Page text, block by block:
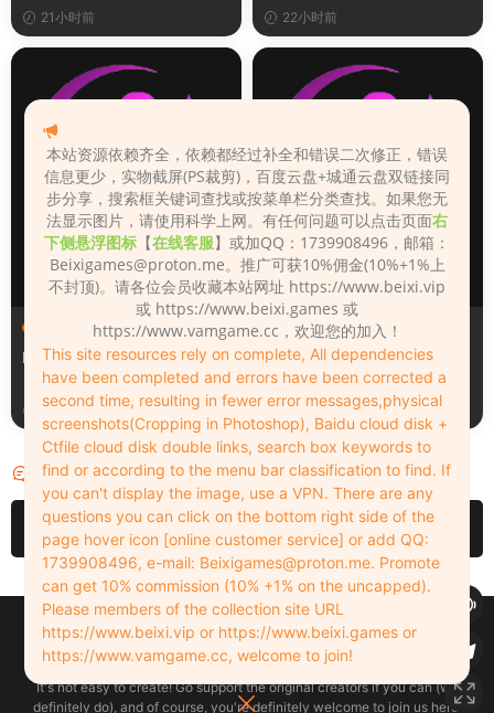
21小时前 22小时前
人物（Looks）
Monica_2_2_2
23小时前
人物（Looks）
Lizhen2025
2天前
评论 0
请先登录
Copyleft © 2022-2026 beixi.vip - All Rights Freedom！
创作不易！有能力的同学可以去支持一下原创作者（我们绝对支持），当然
了，您加入这里我们也绝对欢迎！
It's not easy to create! Go support the original creators if you can (we
definitely do), and of course, you're definitely welcome to join us here!
本站资源依赖齐全，依赖都经过补全和错误二次修正，错误
信息更少，实物截屏(PS裁剪)，百度云盘+城通云盘双链接同
步分享，搜索框关键词查找或按菜单栏分类查找。如果您无
法显示图片，请使用科学上网。有任何问题可以点击页面右
下侧悬浮图标 【在线客服】或加QQ：1739908496，邮箱：
Beixigames@proton.me。推广可获10%佣金(10%+1%上
不封顶)。请各位会员收藏本站网址 https://www.beixi.vip
或 https://www.beixi.games 或
https://www.vamgame.cc，欢迎您的加入！
This site resources rely on complete, All dependencies
have been completed and errors have been corrected a
second time, resulting in fewer error messages,physical
screenshots(Cropping in Photoshop), Baidu cloud disk +
Ctfile cloud disk double links, search box keywords to
find or according to the menu bar classification to find. If
you can't display the image, use a VPN. There are any
questions you can click on the bottom right side of the
page hover icon [online customer service] or add QQ:
1739908496, e-mail: Beixigames@proton.me. Promote
can get 10% commission (10% +1% on the uncapped).
Please members of the collection site URL
https://www.beixi.vip or https://www.beixi.games or
https://www.vamgame.cc, welcome to join!